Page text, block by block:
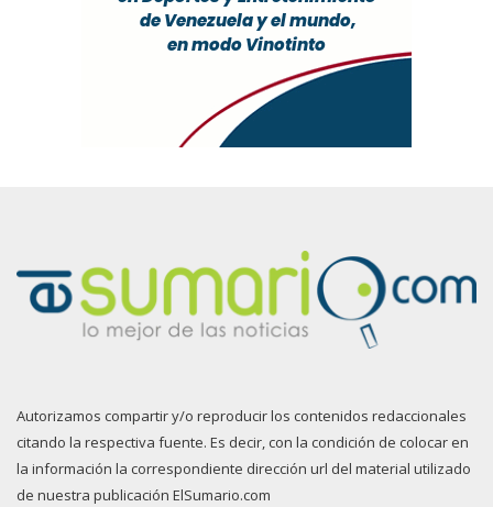
Autorizamos compartir y/o reproducir los contenidos redaccionales
citando la respectiva fuente. Es decir, con la condición de colocar en
la información la correspondiente dirección url del material utilizado
de nuestra publicación ElSumario.com